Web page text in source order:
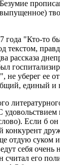
года "Кто-
рассказа
уберег ее
единый
Если б
конкурент
отдую
себя
его